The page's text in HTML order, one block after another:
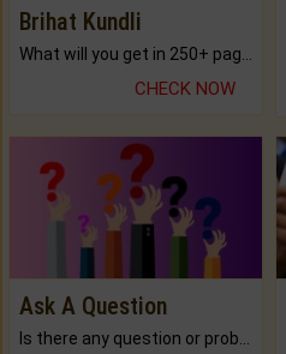
Brihat Kundli
CHECK NOW
Ask A Question
Is there any question or problem lingering.